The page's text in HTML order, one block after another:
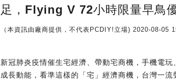
足，Flying V 72小時限量早鳥
（本資訊由廠商提供，不代表PCDIY!立場) 2020-08-05
新冠肺炎疫情催生宅經濟、帶動宅商機，手機電
成長動能，看準這樣的「宅」經濟商機，台灣一